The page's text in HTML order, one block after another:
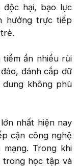
độc hại, bạo lực
hưởng trực tiếp
tiềm ẩn nhiều rủi
đánh cắp dữ
không phù
nhất hiện nay
cận công nghệ
Trong khi
trong học tập và